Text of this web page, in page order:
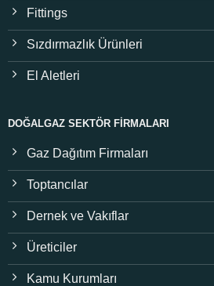
Fittings
Sızdırmazlık Ürünleri
El Aletleri
DOĞALGAZ SEKTÖR FIRMALARI
Gaz Dağıtım Firmaları
Toptancılar
Dernek ve Vakıflar
Üreticiler
Kamu Kurumları